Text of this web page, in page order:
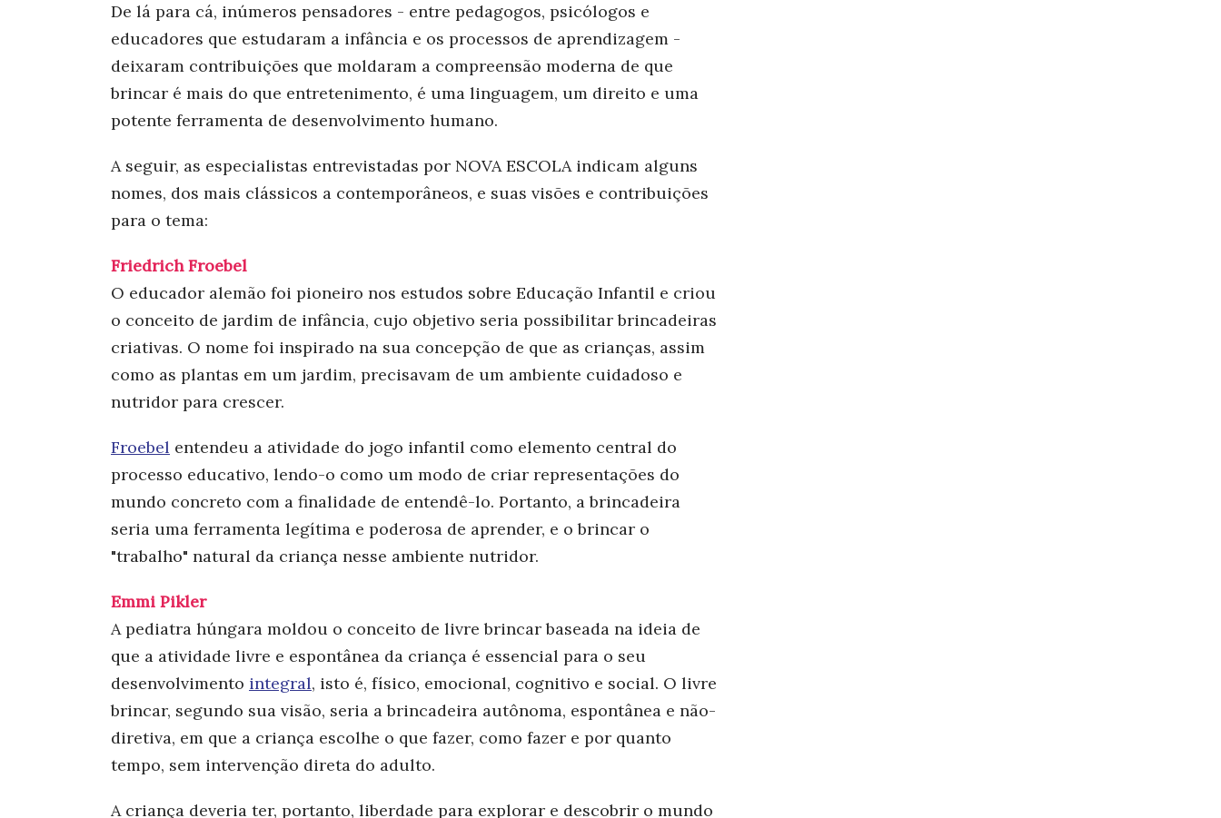
De lá para cá, inúmeros pensadores - entre pedagogos, psicólogos e
educadores que estudaram a infância e os processos de aprendizagem -
deixaram contribuições que moldaram a compreensão moderna de que
brincar é mais do que entretenimento, é uma linguagem, um direito e uma
potente ferramenta de desenvolvimento humano.
A seguir, as especialistas entrevistadas por NOVA ESCOLA indicam alguns
nomes, dos mais clássicos a contemporâneos, e suas visões e contribuições
para o tema:
Friedrich Froebel
O educador alemão foi pioneiro nos estudos sobre Educação Infantil e criou
o conceito de jardim de infância, cujo objetivo seria possibilitar brincadeiras
criativas. O nome foi inspirado na sua concepção de que as crianças, assim
como as plantas em um jardim, precisavam de um ambiente cuidadoso e
nutridor para crescer.
Froebel entendeu a atividade do jogo infantil como elemento central do
processo educativo, lendo-o como um modo de criar representações do
mundo concreto com a finalidade de entendê-lo. Portanto, a brincadeira
seria uma ferramenta legítima e poderosa de aprender, e o brincar o
"trabalho" natural da criança nesse ambiente nutridor.
Emmi Pikler
A pediatra húngara moldou o conceito de livre brincar baseada na ideia de
que a atividade livre e espontânea da criança é essencial para o seu
desenvolvimento integral, isto é, físico, emocional, cognitivo e social. O livre
brincar, segundo sua visão, seria a brincadeira autônoma, espontânea e não-
diretiva, em que a criança escolhe o que fazer, como fazer e por quanto
tempo, sem intervenção direta do adulto.
A criança deveria ter, portanto, liberdade para explorar e descobrir o mundo